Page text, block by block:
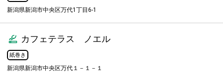
新潟県新潟市中央区万代1丁目6-1
カフェテラス ノエル
紙巻き
新潟県新潟市中央区万代１－１－１